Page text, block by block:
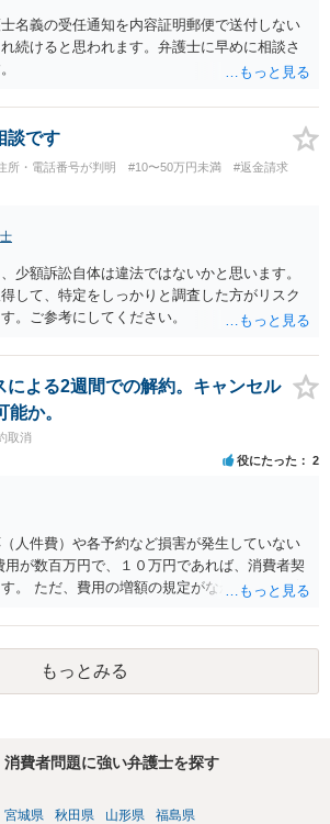
名義の受任通知を内容証明郵便で送付しない
続けると思われます。弁護士に早めに相談さ
談です
所・電話番号が判明 #10〜50万円未満 #返金請求
少額訴訟自体は違法ではないかと思います。
して、特定をしっかりと調査した方がリスク
。ご参考にしてください。
による2週間での解約。キャンセル
か。
取消
役にたった 2
人件費）や各予約など損害が発生していない
用が数百万円で、１０万円であれば、消費者契
。 ただ、費用の増額の規定がなかったのに増
するのは理由がないことになります。
もっとみる
費者問題に強い弁護士を探す
宮城県 秋田県 山形県 福島県